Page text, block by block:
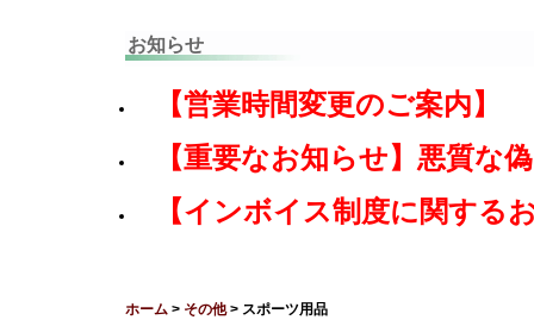
お知らせ
【営業時間変更のご案内】
【重要なお知らせ】悪質な
【インボイス制度に関する
ホーム > その他> スポーツ用品